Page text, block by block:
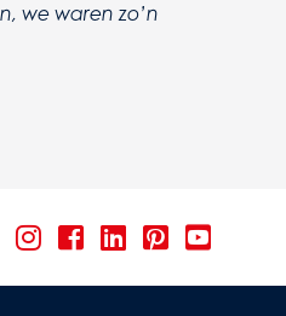
we waren zo’n